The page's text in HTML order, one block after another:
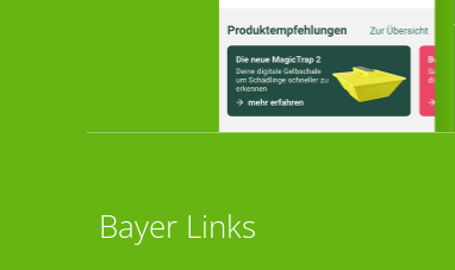
Bayer Links